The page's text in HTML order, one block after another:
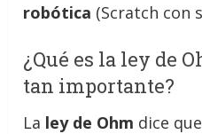
robótica (Scratch con
¿Qué es la ley de
tan importante?
La ley de Ohm dice